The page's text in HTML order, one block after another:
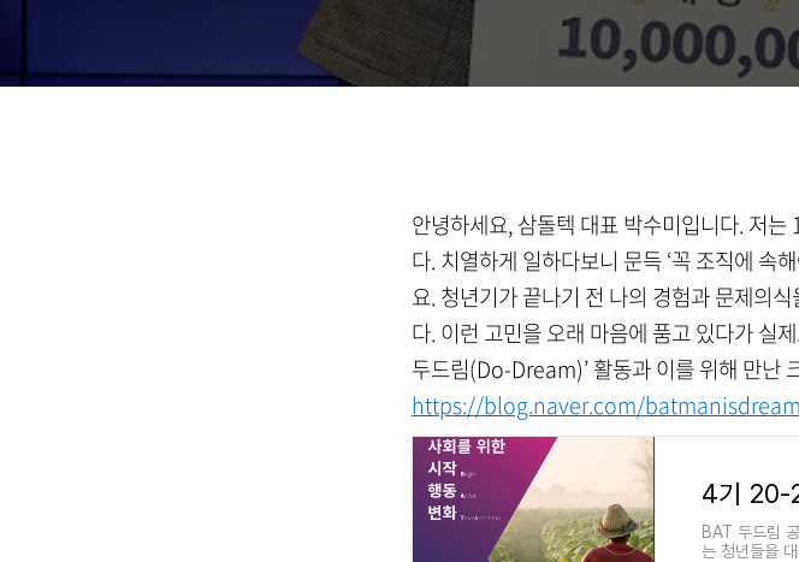
안녕하세요, 삼돌텍 대표 박수미입니다. 저
다. 치열하게 일하다보니 문득 ‘꼭 조직에 속
요. 청년기가 끝나기 전 나의 경험과 문제의
다. 이런 고민을 오래 마음에 품고 있다가
두드림(Do-Dream)’ 활동과 이를 위해 만난
https://blog.naver.com/
BAT 두드림
는 청년들을